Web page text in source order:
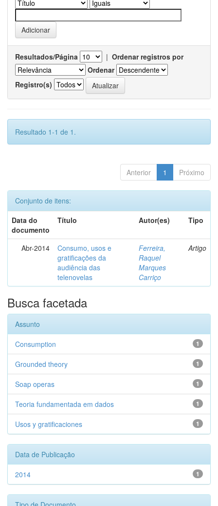
Resultados/Página | Ordenar registros por
Ordenar
Registro(s)
Resultado 1-1 de 1.
Anterior 1 Próximo
Conjunto de itens:
Data do
documento
Título Autor(es) Tipo
Abr-2014
Consumo, usos e
gratificações da
audiência das
telenovelas
Ferreira,
Raquel
Marques
Carriço
Artigo
Busca facetada
Assunto
1
Consumption
1
Grounded theory
1
Soap operas
1
Teoria fundamentada em dados
1
Usos y gratificaciones
Data de Publicação
1
2014